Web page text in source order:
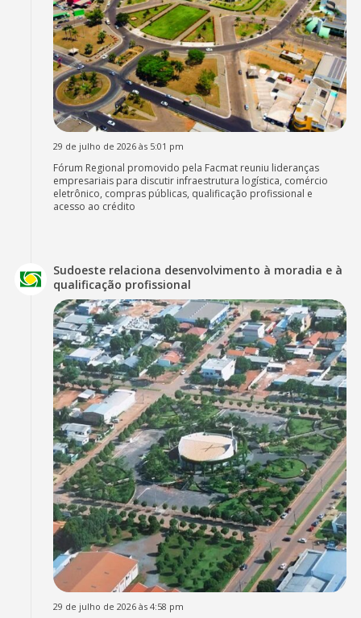
29 de julho de 2026 às 5:01 pm
Fórum Regional promovido pela Facmat reuniu lideranças
empresariais para discutir infraestrutura logística, comércio
eletrônico, compras públicas, qualificação profissional e
acesso ao crédito
Sudoeste relaciona desenvolvimento à moradia e à
qualificação profissional
29 de julho de 2026 às 4:58 pm